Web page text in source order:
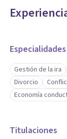
Especialidades
Gestión de la ira
Divorcio
Economía
Titulaciones